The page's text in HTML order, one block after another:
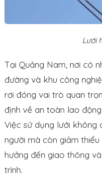
Lưới
Tại Quảng Nam, nơi có
đường và khu công
rơi đóng vai trò quan
định về an toàn lao
Việc sử dụng lưới không
người mà còn giảm
hưởng đến giao thông
trình.